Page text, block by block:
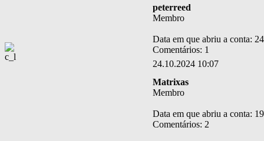
peterreed
Membro
Data em que abriu a conta:
Comentários: 1
24.10.2024 10:07
Matrixas
Membro
Data em que abriu a conta:
Comentários: 2